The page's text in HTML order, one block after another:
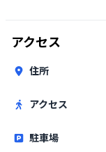
アクセス
住所
アクセス
駐車場